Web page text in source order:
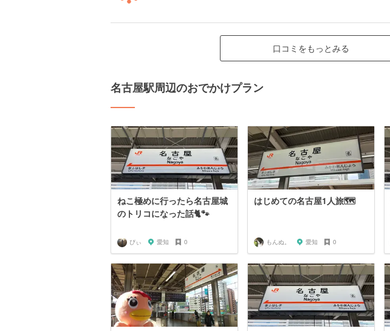
口コミをもっとみる
名古屋駅周辺のおでかけプラン
ねこ極めに行ったら名古屋城
のトリコになった話🐈🐾
ぴぃ 愛知 0
はじめての名古屋1人旅🗺
もんぬ。 愛知 0